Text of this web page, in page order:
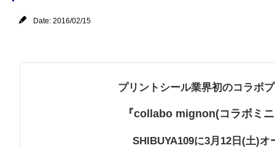
Date: 2016/02/15
プリントシール業界初のコラボ
『collabo mignon(コラボミ
SHIBUYA109に3月12日(土)オ